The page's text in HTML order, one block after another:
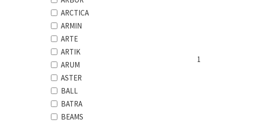
ARCTICA
ARMIN
ARTE
ARTIK
ARUM
ASTER
BALL
BATRA
BEAMS
1